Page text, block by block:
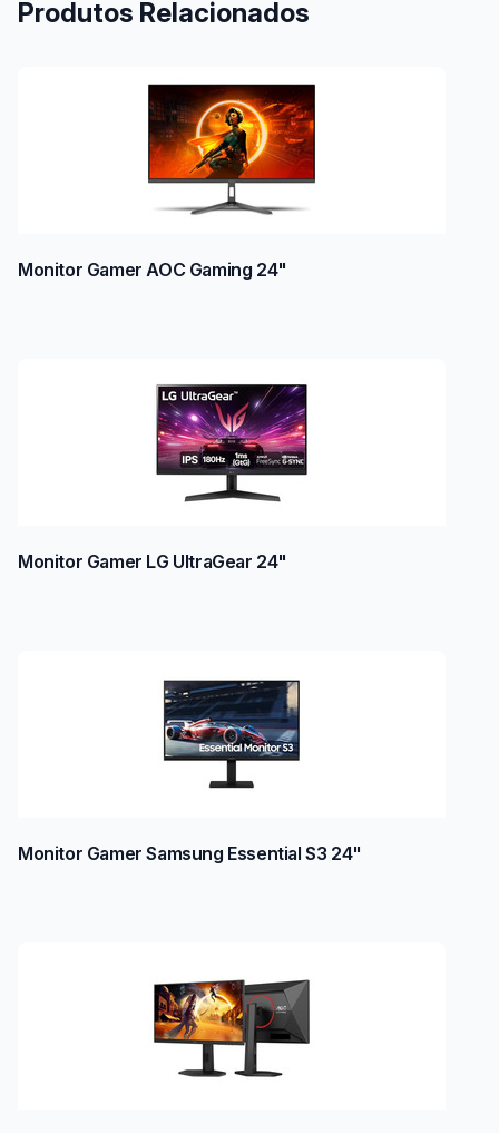
Produtos Relacionados
Monitor Gamer AOC Gaming 24"
Monitor Gamer LG UltraGear 24"
Monitor Gamer Samsung Essential S3 24"